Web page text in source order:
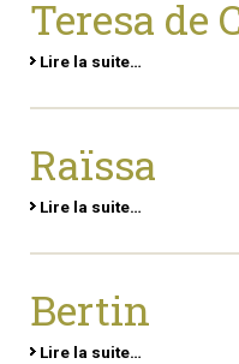
Teresa de
Lire la suite…
Raïssa
Lire la suite…
Bertin
Lire la suite…